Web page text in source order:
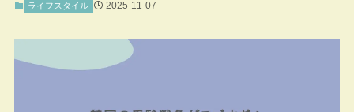
ライフスタイル 2025-11-07